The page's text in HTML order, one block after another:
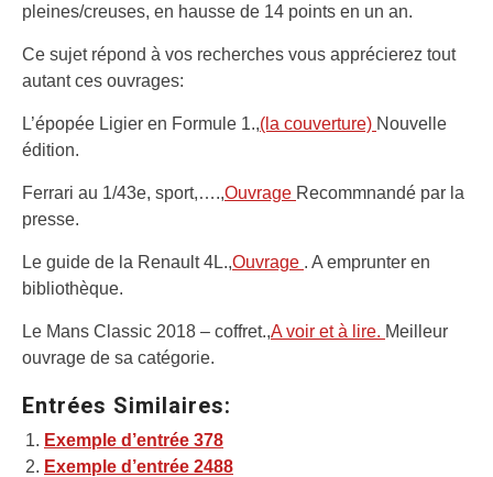
pleines/creuses, en hausse de 14 points en un an.
Ce sujet répond à vos recherches vous apprécierez tout
autant ces ouvrages:
L’épopée Ligier en Formule 1.,(la couverture) Nouvelle
édition.
Ferrari au 1/43e, sport,….,Ouvrage Recommnandé par la
presse.
Le guide de la Renault 4L.,Ouvrage . A emprunter en
bibliothèque.
Le Mans Classic 2018 – coffret.,A voir et à lire. Meilleur
ouvrage de sa catégorie.
Entrées Similaires:
Exemple d’entrée 378
Exemple d’entrée 2488